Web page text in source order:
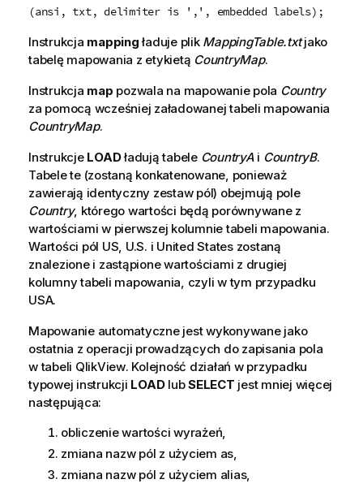
(ansi, txt, delimiter is ',', embedded labels);
Instrukcja mappingładuje plik MappingTable.txtjako
tabelę mapowania z etykietą CountryMap.
Instrukcja map pozwala na mapowanie pola Country
za pomocą wcześniej załadowanej tabeli mapowania
CountryMap.
Instrukcje LOADładują tabele CountryAi CountryB.
Tabele te (zostaną konkatenowane, ponieważ
zawierają identyczny zestaw pól) obejmują pole
Country, którego wartości będą porównywane z
wartościami w pierwszej kolumnie tabeli mapowania.
Wartości pól US, U.S. i United Stateszostaną
znalezione i zastąpione wartościami z drugiej
kolumny tabeli mapowania, czyli w tym przypadku
USA.
Mapowanie automatyczne jest wykonywane jako
ostatnia z operacji prowadzących do zapisania pola
w tabeli QlikView. Kolejność działań w przypadku
typowej instrukcji LOADlubSELECT jest mniej więcej
następująca:
obliczenie wartości wyrażeń,
zmiana nazw pól z użyciem as,
zmiana nazw pól z użyciem alias,